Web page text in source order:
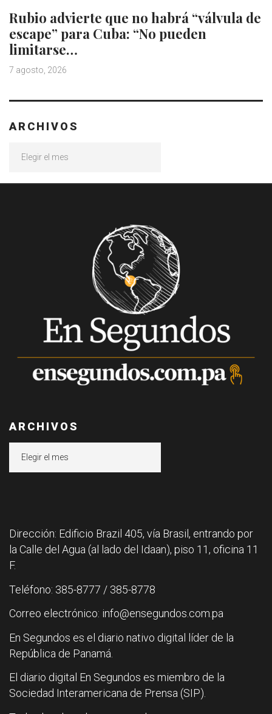
Rubio advierte que no habrá “válvula de
escape” para Cuba: “No pueden
limitarse…
7 agosto, 2026
ARCHIVOS
ARCHIVOS
Dirección: Edificio Brazil 405, vía Brasil, entrando por
la Calle del Agua (al lado del Idaan), piso 11, oficina 11
F.
Teléfono: 385-8777 / 385-8778
Correo electrónico: info@ensegundos.com.pa
En Segundos es el diario nativo digital líder de la
República de Panamá.
El diario digital En Segundos es miembro de la
Sociedad Interamericana de Prensa (SIP).